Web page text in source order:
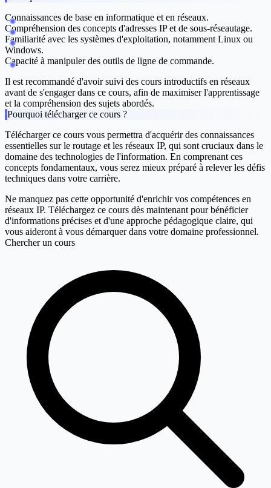
Connaissances de base en informatique et en réseaux.
Compréhension des concepts d'adresses IP et de sous-réseautage.
Familiarité avec les systèmes d'exploitation, notamment Linux ou
Windows.
Capacité à manipuler des outils de ligne de commande.
Il est recommandé d'avoir suivi des cours introductifs en réseaux
avant de s'engager dans ce cours, afin de maximiser l'apprentissage
et la compréhension des sujets abordés.
Pourquoi télécharger ce cours ?
Télécharger ce cours vous permettra d'acquérir des connaissances
essentielles sur le routage et les réseaux IP, qui sont cruciaux dans le
domaine des technologies de l'information. En comprenant ces
concepts fondamentaux, vous serez mieux préparé à relever les défis
techniques dans votre carrière.
Ne manquez pas cette opportunité d'enrichir vos compétences en
réseaux IP. Téléchargez ce cours dès maintenant pour bénéficier
d'informations précises et d'une approche pédagogique claire, qui
vous aideront à vous démarquer dans votre domaine professionnel.
Chercher un cours